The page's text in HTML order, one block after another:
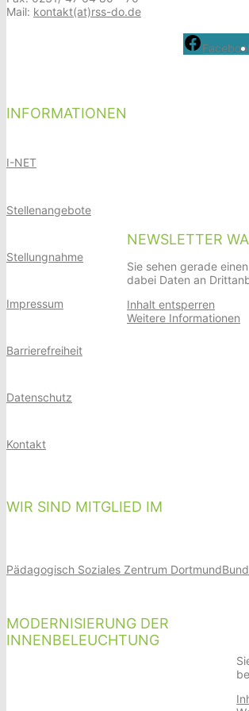
Mail: kontakt(at)rss-do.de
INFORMATIONEN
I-NET
Stellenangebote
Stellungnahme
Impressum
Barrierefreiheit
Datenschutz
Kontakt
NEWSLETTER
Sie sehen gerade
dabei Daten an
Inhalt entsperren
Weitere Informationen
WIR SIND MITGLIED IM
Pädagogisch Soziales Zentrum Dortmund
MODERNISIERUNG DER
INNENBELEUCHTUNG